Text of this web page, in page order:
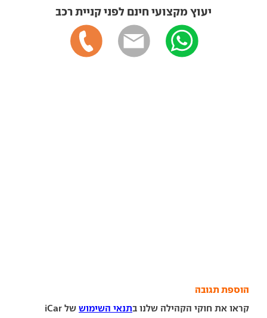
יעוץ מקצועי חינם לפני קניית רכב
הוספת תגובה
קראו את חוקי הקהילה שלנו בתנאי השימוש של iCar